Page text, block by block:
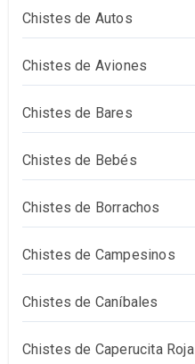
Chistes de Autos
Chistes de Aviones
Chistes de Bares
Chistes de Bebés
Chistes de Borrachos
Chistes de Campesinos
Chistes de Caníbales
Chistes de Caperucita Roja